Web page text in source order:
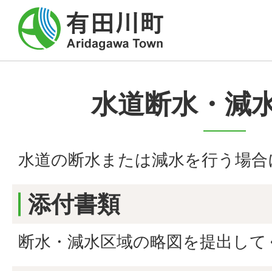
水道断水・減
水道の断水または減水を行う場
添付書類
断水・減水区域の略図を提出し